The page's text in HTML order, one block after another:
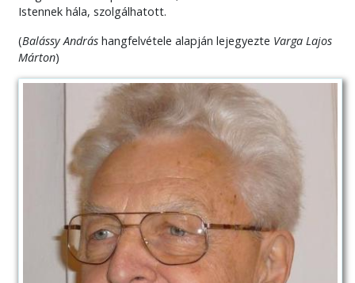
Istennek hála, szolgálhatott.
(Balássy András hangfelvétele alapján lejegyezte Varga Lajos
Márton)